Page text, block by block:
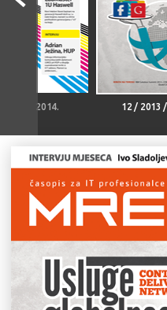
2014. 12 / 2013